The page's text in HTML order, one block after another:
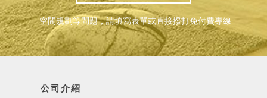
空間規劃等問題，請填寫表單或直接撥打免付費專線
公司介紹